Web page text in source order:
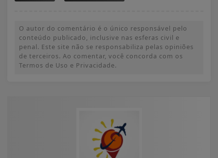
O autor do comentário é o único responsável pelo
conteúdo publicado, inclusive nas esferas civil e
penal. Este site não se responsabiliza pelas opiniões
de terceiros. Ao comentar, você concorda com os
Termos de Uso e Privacidade.